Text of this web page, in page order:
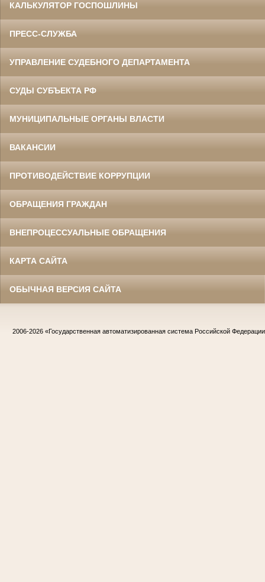
КАЛЬКУЛЯТОР ГОСПОШЛИНЫ
ПРЕСС-СЛУЖБА
УПРАВЛЕНИЕ СУДЕБНОГО ДЕПАРТАМЕНТА
СУДЫ СУБЪЕКТА РФ
МУНИЦИПАЛЬНЫЕ ОРГАНЫ ВЛАСТИ
ВАКАНСИИ
ПРОТИВОДЕЙСТВИЕ КОРРУПЦИИ
ОБРАЩЕНИЯ ГРАЖДАН
ВНЕПРОЦЕССУАЛЬНЫЕ ОБРАЩЕНИЯ
КАРТА САЙТА
ОБЫЧНАЯ ВЕРСИЯ САЙТА
2006-2026 «Государственная автоматизированная система Российской